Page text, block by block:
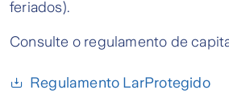
feriados).
Consulte o regulamento de
Regulamento LarProtegido